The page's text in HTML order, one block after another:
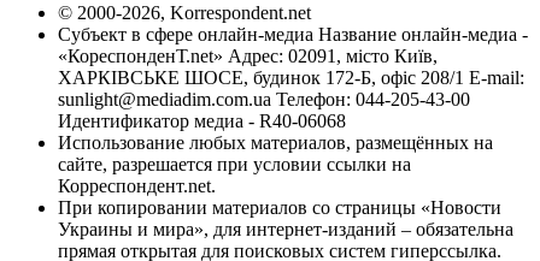
© 2000-2026, Korrespondent.net
Субъект в сфере онлайн-медиа Название онлайн-медиа -
«КореспонденТ.net» Адрес: 02091, місто Київ,
ХАРКІВСЬКЕ ШОСЕ, будинок 172-Б, офіс 208/1 E-mail:
sunlight@mediadim.com.ua Телефон: 044-205-43-00
Идентификатор медиа - R40-06068
Использование любых материалов, размещённых на
сайте, разрешается при условии ссылки на
Корреспондент.net.
При копировании материалов со страницы «Новости
Украины и мира», для интернет-изданий – обязательна
прямая открытая для поисковых систем гиперссылка.